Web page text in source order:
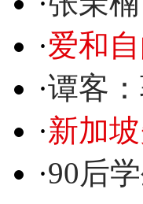
·爱和
·谭客
·新加
·90后